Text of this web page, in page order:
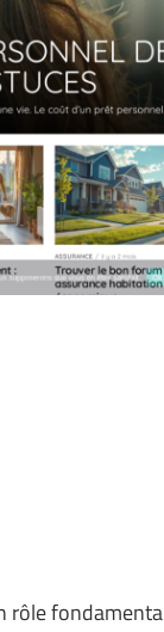
rôle